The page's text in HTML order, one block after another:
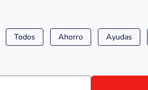
Todos Ahorro Ayudas